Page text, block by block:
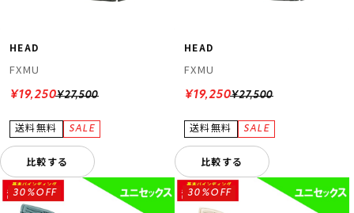
HEAD
FXMU
¥27,500
¥19,250
比較する
HEAD
FXMU
¥27,500
¥19,250
比較する
30%OFF 30%OFF